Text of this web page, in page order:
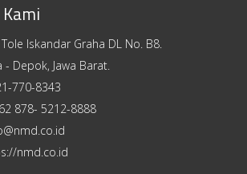
Tole Iskandar Graha DL No. B8.
- Depok, Jawa Barat.
770-8343
878- 5212-8888
nmd.co.id